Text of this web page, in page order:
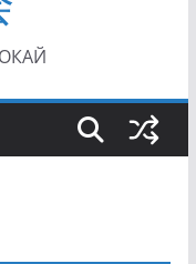
области по Кюдо /